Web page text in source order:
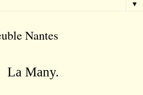
▼
Nantes
La Many.